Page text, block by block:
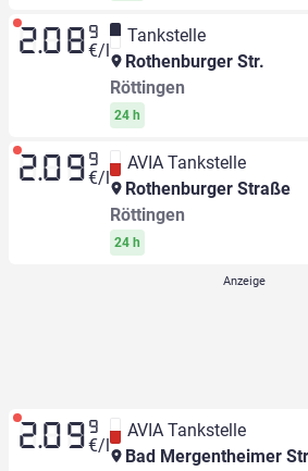
2.08 9
€/l
Tankstelle
Rothenburger Str.
Röttingen
24 h
2.09 9
€/l
AVIA Tankstelle
Rothenburger Straße
Röttingen
24 h
2.09 9
€/l
AVIA Tankstelle
Bad Mergentheimer